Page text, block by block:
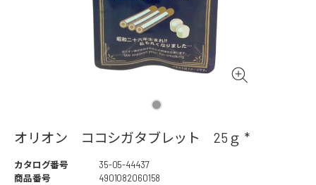
オリオン ココシガタブレット 25ｇ *
カタログ番号
35-05-44437
商品番号
4901082060158